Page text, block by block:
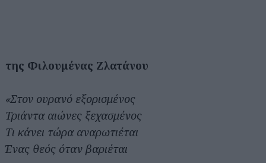
της Φιλουμένας Ζλατάνου
«Στον ουρανό εξορισμένος
Τριάντα αιώνες ξεχασμένος
Τι κάνει τώρα αναρωτιέται
Ένας θεός όταν βαριέται